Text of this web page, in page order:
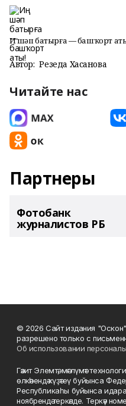
Иң шәп батырға — башҡорт
Автор: Резеда Хасанова
Читайте нас
Партнеры
Фотобанк
журналистов РБ
© 2026 Сайт издания
разрешено только с
Об использовании
Гәзит Элемтә, мәғлүмәт
өлкәһендә күҙәтеү буйынса
Республикаһы буйынса
ноябрендә теркәлде. Теркәү